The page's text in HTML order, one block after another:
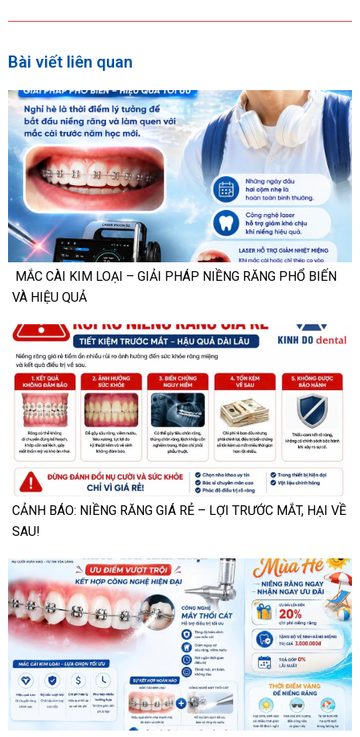
Bài viết liên quan
MẮC CÀI KIM LOẠI – GIẢI PHÁP NIỀNG RĂNG PHỔ BIẾN
VÀ HIỆU QUẢ
CẢNH BÁO: NIỀNG RĂNG GIÁ RẺ – LỢI TRƯỚC MẮT, HẠI VỀ
SAU!